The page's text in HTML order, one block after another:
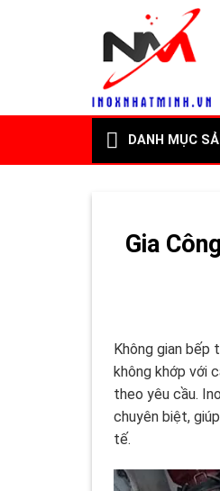
DANH MỤC
Gia
Không gian
không khớp với
theo yêu cầu.
chuyên biệt,
tế.